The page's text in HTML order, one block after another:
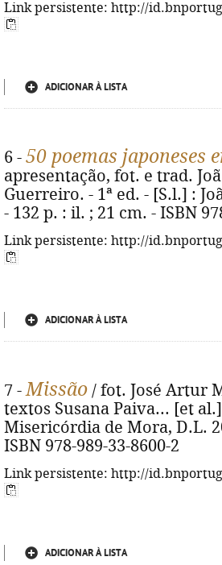
Link persistente: http://
ADICIONAR À LISTA
6 - 50 poemas japoneses
apresentação, fot. e trad.
Guerreiro. - 1ª ed. - [S.l.] :
- 132 p. : il. ; 21 cm. - ISBN
Link persistente: http://
ADICIONAR À LISTA
7 -Missão / fot. José Artur
textos Susana Paiva... [et
Misericórdia de Mora, D.L.
ISBN 978-989-33-8600-2
Link persistente: http://
ADICIONAR À LISTA